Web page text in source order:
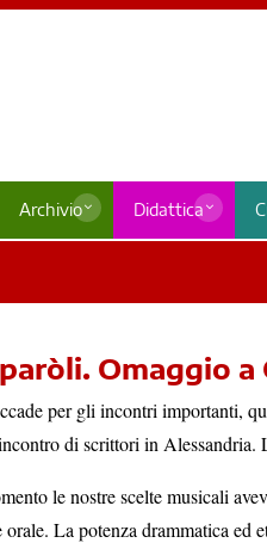
Archivio Didattica
paròli. Omaggio
per gli incontri importanti,
di scrittori in
le nostre scelte musicali
La potenza drammatica ed